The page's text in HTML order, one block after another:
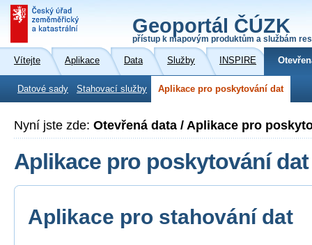
Geoportál ČÚZK
přístup k mapovým produktům a službám
Vítejte Aplikace Data Služby INSPIRE
Datové sady Stahovací služby Aplikace pro poskytování dat
Nyní jste zde: Otevřená data / Aplikace pro
Aplikace pro poskytování dat
Aplikace pro stahování dat